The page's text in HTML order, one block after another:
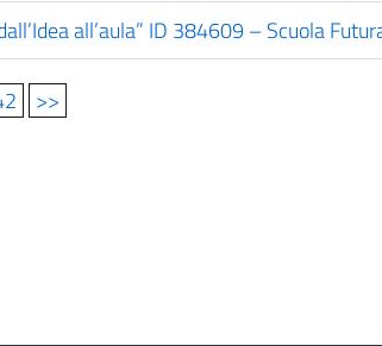
all’aula” ID 384609 – Scuola
>>